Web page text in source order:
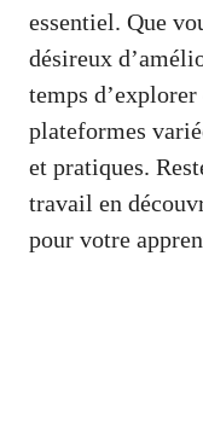
essentiel. Que
désireux
temps
plateformes
et pratiques.
travail en
pour votre